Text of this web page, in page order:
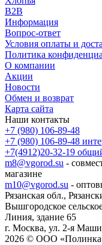
B2B
Информация
Вопрос-ответ
Условия оплаты и
Политика
О компании
Акции
Новости
Обмен и возврат
Карта сайта
Наши контакты
+7 (980) 106-89-48
+7 (980) 106-89-48
+7(4912)20-32-19
m8@vgorod.su -
магазине
m10@vgorod.su -
Рязанская обл.,
Вышгородское
Линия, здание 65
г. Москва, ул. 2-я
2026 © ООО